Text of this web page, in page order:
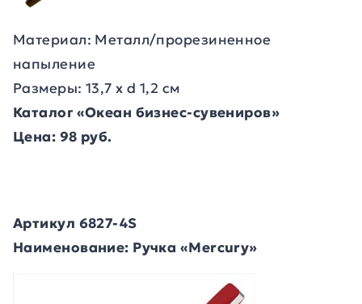
Материал: Металл/прорезиненное
напыление
Размеры: 13,7 х d 1,2 см
Каталог «Океан бизнес-сувениров»
Цена: 98 руб.
Артикул 6827-4S
Наименование: Ручка «Mercury»